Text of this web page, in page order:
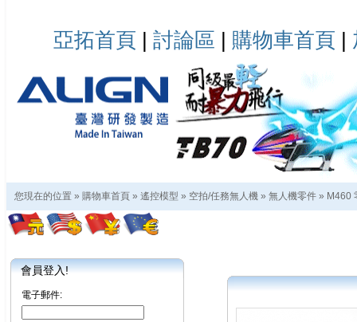
亞拓首頁 | 討論區 | 購物車首頁 |
您現在的位置 » 購物車首頁 » 遙控模型 » 空拍/任務無人機 » 無人機零件 » M460
會員登入!
電子郵件: